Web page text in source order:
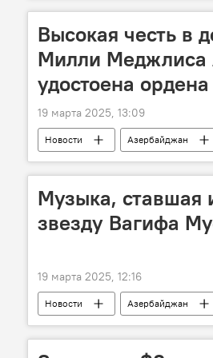
Высокая честь в
Милли Меджлиса
удостоена
19 марта 2025, 13:09
Новости Азербайджан
Милли Меджлис
Сахиба
Музыка, ставшая
звезду Вагифа
19 марта 2025, 12:16
Новости Азербайджан
История
Вагиф Мустафазаде